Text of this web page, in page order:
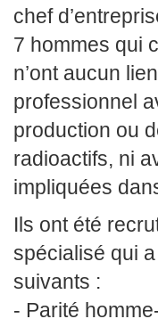
chef
7 hommes qui
n’ont aucun
professionnel
production ou
radioactifs, ni
impliquées
Ils ont été
spécialisé qui
suivants :
- Parité